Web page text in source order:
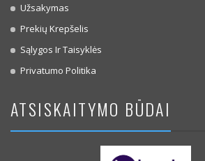
Užsakymas
Prekių Krepšelis
Sąlygos Ir Taisyklės
Privatumo Politika
ATSISKAITYMO BŪDAI